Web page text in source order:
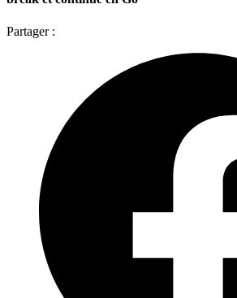
Partager :